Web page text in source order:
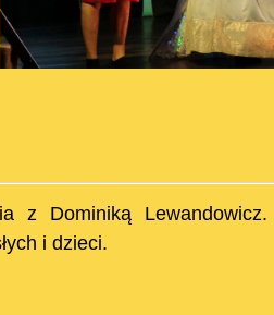
z Dominiką
i dzieci.